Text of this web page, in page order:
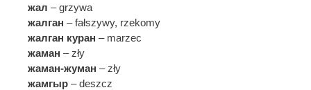
жал – grzywa
жалган – fałszywy, rzekomy
жалган куран – marzec
жаман – zły
жаман-жуман – zły
жамгыр – deszcz